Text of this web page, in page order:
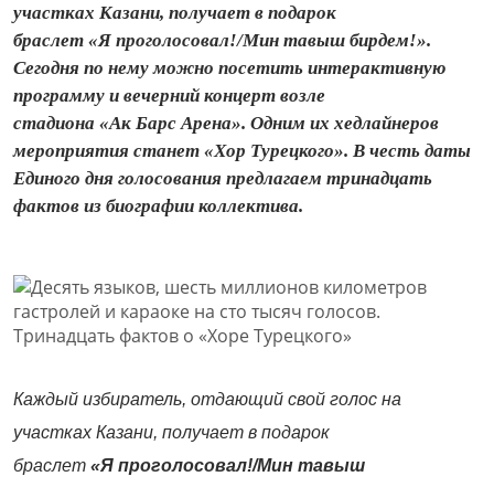
участках Казани, получает в подарок
браслет «Я проголосовал!/Мин тавыш бирдем!».
Сегодня по нему можно посетить интерактивную
программу и вечерний концерт возле
стадиона «Ак Барс Арена». Одним их хедлайнеров
мероприятия станет «Хор Турецкого». В честь даты
Единого дня голосования предлагаем тринадцать
фактов из биографии коллектива.
Каждый избиратель, отдающий свой голос на
участках Казани, получает в подарок
браслет «Я проголосовал!/Мин тавыш